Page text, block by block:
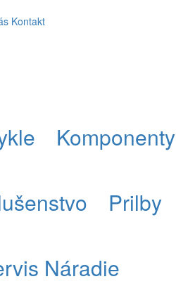
Kontakt
Komponenty
Prilby
Náradie